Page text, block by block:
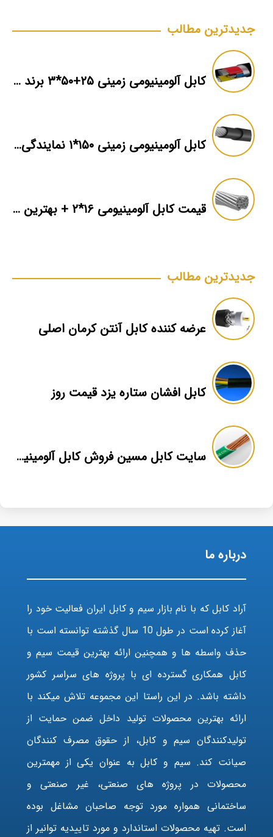
جدیدترین مطالب
کابل آلومینیومی زمینی ۲۵+۵۰*۳ برند ماهان
کابل آلومینیومی زمینی ۱۵۰*۱ نمایندگی فروش
قیمت کابل آلومینیومی ۱۶*۲ + بهترین برند بازار + اطلاعات فنی
جدیدترین مطالب
عرضه کننده کابل آنتن کرمان اصلی
کابل افشان ستاره یزد قیمت روز
سایت کابل مسین فروش کابل آلومینیومی
درباره ما
آراد کابل که با نام بازار سیم و کابل ایران فعالیت خود را
آغاز کرده است در طول 10 سال گذشته توانسته است با
حذف واسطه ها و همچنین ارائه بهترین قیمت سیم و
کابل همکاری گسترده ای با پروژه های سراسر کشور
داشته باشد. در این راستا این مجموعه تلاش میکند با
ارائه بهترین محصولات تولید داخل ضمن حمایت از
تولیدکنندگان سیم و کابل، از حقوق مصرف کنندگان
صیانت کند. سیم و کابل به عنوان یکی از مهمترین
محصولات در پروژه های صنعتی، غیر صنعتی و
ساختمانی همواره مورد توجه صاحبان مشاغل بوده
است. تهیه محصولات استاندارد و مورد تاییدیه توانیر از